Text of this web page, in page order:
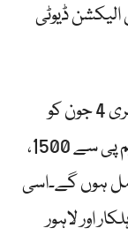
ڈیوٹی
پولیس نے بتایا کہ پنجاب پولیس کی یہ نفری 4 جون کو
گلگت بلتستان جائے گی، جس میں آر ایم پی سے 1500،
1242 اہلکار شامل ہوں گے۔اسی
ہائی وے پولیس سے 1958 اہلکار اور لاہور